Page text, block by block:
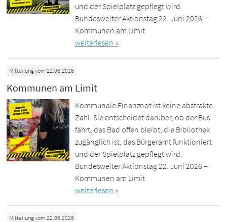
und der Spielplatz gepflegt wird.
Bundesweiter Aktionstag 22. Juni 2026 –
Kommunen am Limit
weiterlesen »
Mitteilung vom 22.06.2026
Kommunen am Limit
Kommunale Finanznot ist keine abstrakte
Zahl. Sie entscheidet darüber, ob der Bus
fährt, das Bad offen bleibt, die Bibliothek
zugänglich ist, das Bürgeramt funktioniert
und der Spielplatz gepflegt wird.
Bundesweiter Aktionstag 22. Juni 2026 –
Kommunen am Limit
weiterlesen »
Mitteilung vom 22.06.2026